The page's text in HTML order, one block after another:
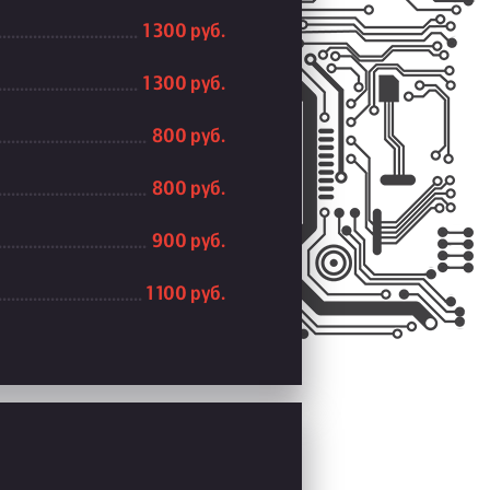
1 300 руб.
1 300 руб.
800 руб.
800 руб.
900 руб.
1 100 руб.